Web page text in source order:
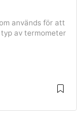
används för att
av termometer